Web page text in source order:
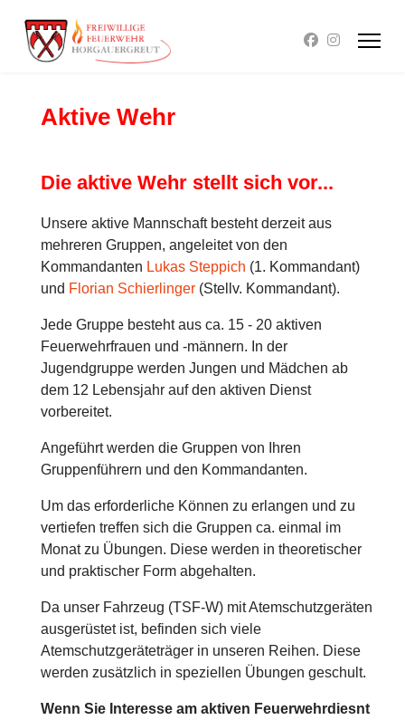
Aktive Wehr
Die aktive Wehr stellt sich vor...
Unsere aktive Mannschaft besteht derzeit aus
mehreren Gruppen, angeleitet von den
Kommandanten Lukas Steppich (1. Kommandant)
und Florian Schierlinger(Stellv. Kommandant).
Jede Gruppe besteht aus ca. 15 - 20 aktiven
Feuerwehrfrauen und -männern. In der
Jugendgruppe werden Jungen und Mädchen ab
dem 12 Lebensjahr auf den aktiven Dienst
vorbereitet.
Angeführt werden die Gruppen von Ihren
Gruppenführern und den Kommandanten.
Um das erforderliche Können zu erlangen und zu
vertiefen treffen sich die Gruppen ca. einmal im
Monat zu Übungen. Diese werden in theoretischer
und praktischer Form abgehalten.
Da unser Fahrzeug (TSF-W) mit Atemschutzgeräten
ausgerüstet ist, befinden sich viele
Atemschutzgeräteträger in unseren Reihen. Diese
werden zusätzlich in speziellen Übungen geschult.
Wenn Sie Interesse am aktiven Feuerwehrdiesnt